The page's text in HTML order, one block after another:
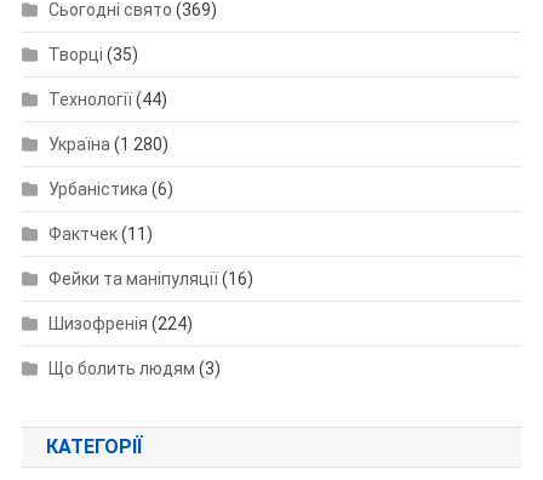
Сьогодні свято (369)
Творці (35)
Технології(44)
Україна(1 280)
Урбаністика(6)
Фактчек(11)
Фейки та маніпуляції(16)
Шизофренія (224)
Що болить людям (3)
КАТЕГОРІЇ